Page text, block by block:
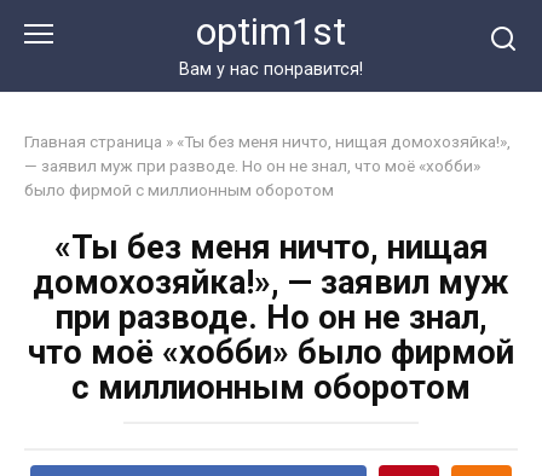
optim1st
Вам у нас понравится!
Главная страница » «Ты без меня ничто, нищая домохозяйка!»,
— заявил муж при разводе. Но он не знал, что моё «хобби»
было фирмой с миллионным оборотом
«Ты без меня ничто, нищая
домохозяйка!», — заявил муж
при разводе. Но он не знал,
что моё «хобби» было фирмой
с миллионным оборотом